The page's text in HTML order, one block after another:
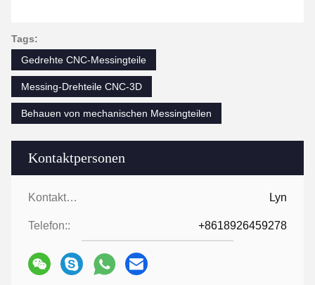
Kontaktpersonen
Kontaktpersonen: Lyn
Telefon:: +8618926459278
Tags:
Gedrehte CNC-Messingteile
Messing-Drehteile CNC-3D
Behauen von mechanischen Messingteilen